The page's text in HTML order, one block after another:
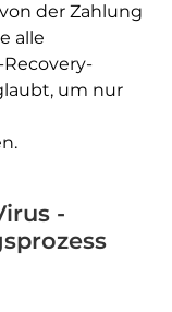
der Zahlung
alle
um nur
-